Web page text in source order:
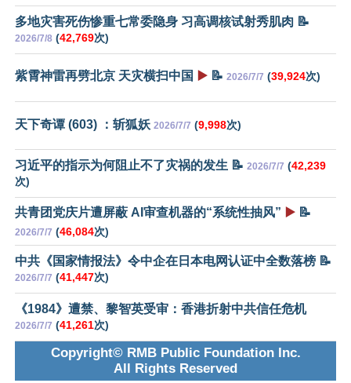
多地灾害死伤惨重七常委隐身 习高调核试射秀肌肉 📝
2026/7/8 (42,769次)
紫霄神雷再劈北京 天灾横扫中国 ▶️ 📝 2026/7/7 (39,924次)
天下奇谭 (603) ：斩狐妖 2026/7/7 (9,998次)
习近平的指示为何阻止不了灾祸的发生 📝 2026/7/7 (42,239
次)
共青团党庆片遭屏蔽 AI审查机器的“系统性抽风” ▶️ 📝
2026/7/7 (46,084次)
中共《国家情报法》令中企在日本电网认证中全数落榜 📝
2026/7/7 (41,447次)
《1984》遭禁、黎智英受审：香港折射中共信任危机
2026/7/7 (41,261次)
Copyright© RMB Public Foundation Inc.
All Rights Reserved